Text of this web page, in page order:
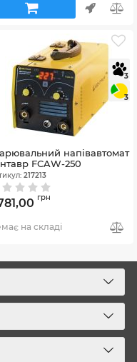
3
3
напівавтомат
FCAW-250
217213
грн
на складі